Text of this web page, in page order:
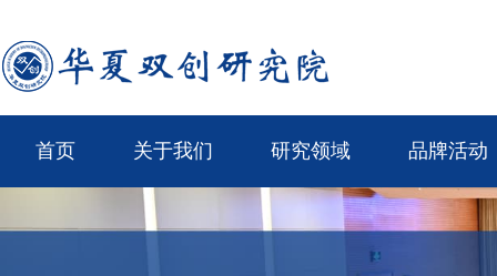
首页 关于我们 研究领域 品牌活动